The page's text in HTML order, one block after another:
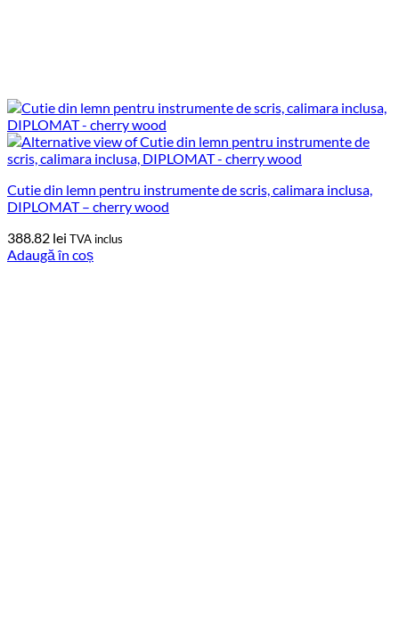
Cutie din lemn pentru instrumente de scris, calimara inclusa,
DIPLOMAT – cherry wood
388.82 lei TVA inclus
Adaugă în coș